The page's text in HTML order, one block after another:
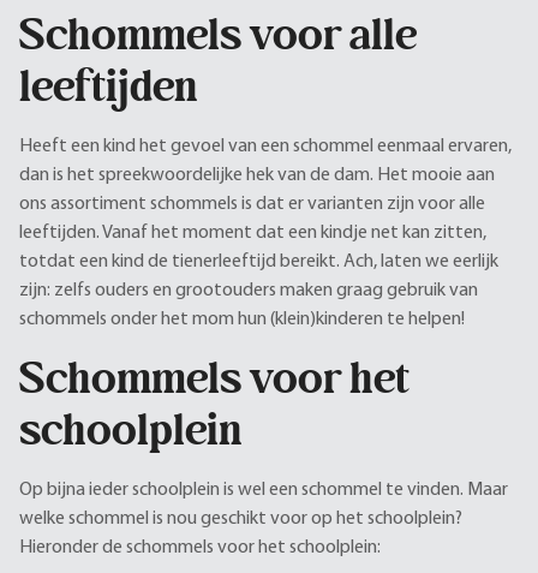
Schommels voor alle
leeftijden
Heeft een kind het gevoel van een schommel eenmaal ervaren,
dan is het spreekwoordelijke hek van de dam. Het mooie aan
ons assortiment schommels is dat er varianten zijn voor alle
leeftijden. Vanaf het moment dat een kindje net kan zitten,
totdat een kind de tienerleeftijd bereikt. Ach, laten we eerlijk
zijn: zelfs ouders en grootouders maken graag gebruik van
schommels onder het mom hun (klein)kinderen te helpen!
Schommels voor het
schoolplein
Op bijna ieder schoolplein is wel een schommel te vinden. Maar
welke schommel is nou geschikt voor op het schoolplein?
Hieronder de schommels voor het schoolplein: